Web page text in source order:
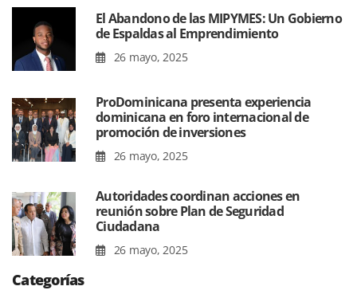
El Abandono de las MIPYMES: Un Gobierno
de Espaldas al Emprendimiento
26 mayo, 2025
ProDominicana presenta experiencia
dominicana en foro internacional de
promoción de inversiones
26 mayo, 2025
Autoridades coordinan acciones en
reunión sobre Plan de Seguridad
Ciudadana
26 mayo, 2025
Categorías